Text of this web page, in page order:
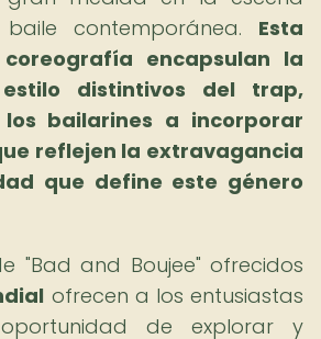
contemporánea. Esta
encapsulan la
distintivos del trap,
bailarines a incorporar
reflejen la extravagancia
que define este género
"Bad and Boujee" ofrecidos
ofrecen a los entusiastas
de explorar y